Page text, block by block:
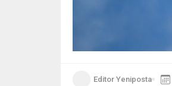
Editor Yeniposta